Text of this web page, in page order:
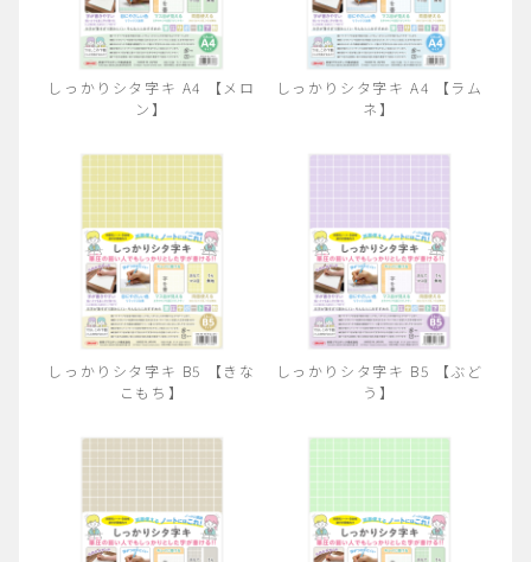
しっかりシタ字キ A4 【メロ
ン】
しっかりシタ字キ A4 【ラム
ネ】
しっかりシタ字キ B5 【きな
こもち】
しっかりシタ字キ B5 【ぶど
う】